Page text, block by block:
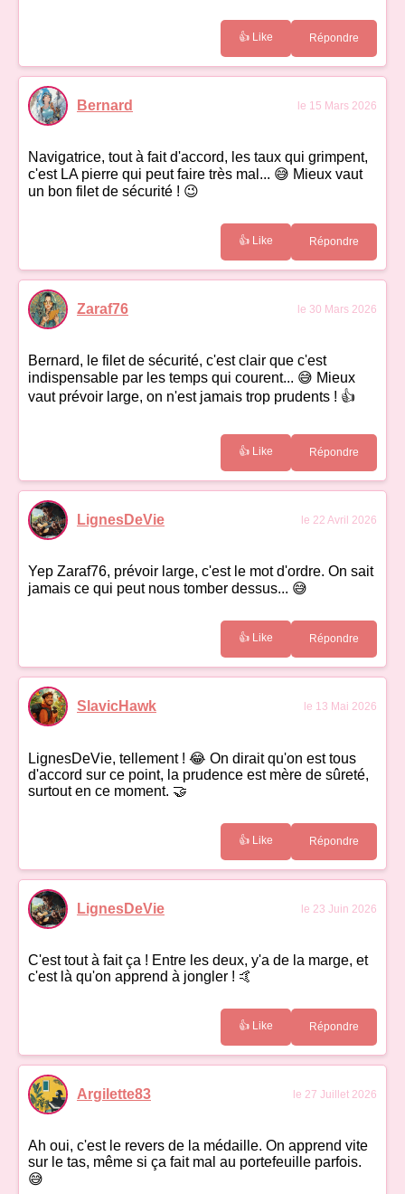
👍 Like Répondre
Bernard le 15 Mars 2026
Navigatrice, tout à fait d'accord, les taux qui grimpent,
c'est LA pierre qui peut faire très mal... 😅 Mieux vaut
un bon filet de sécurité ! 😉
👍 Like Répondre
Zaraf76 le 30 Mars 2026
Bernard, le filet de sécurité, c'est clair que c'est
indispensable par les temps qui courent... 😅 Mieux
vaut prévoir large, on n'est jamais trop prudents ! 👍
👍 Like Répondre
LignesDeVie le 22 Avril 2026
Yep Zaraf76, prévoir large, c'est le mot d'ordre. On sait
jamais ce qui peut nous tomber dessus... 😅
👍 Like Répondre
SlavicHawk le 13 Mai 2026
LignesDeVie, tellement ! 😂 On dirait qu'on est tous
d'accord sur ce point, la prudence est mère de sûreté,
surtout en ce moment. 🤝
👍 Like Répondre
LignesDeVie le 23 Juin 2026
C'est tout à fait ça ! Entre les deux, y'a de la marge, et
c'est là qu'on apprend à jongler ! 🤙
👍 Like Répondre
Argilette83 le 27 Juillet 2026
Ah oui, c'est le revers de la médaille. On apprend vite
sur le tas, même si ça fait mal au portefeuille parfois.
😅